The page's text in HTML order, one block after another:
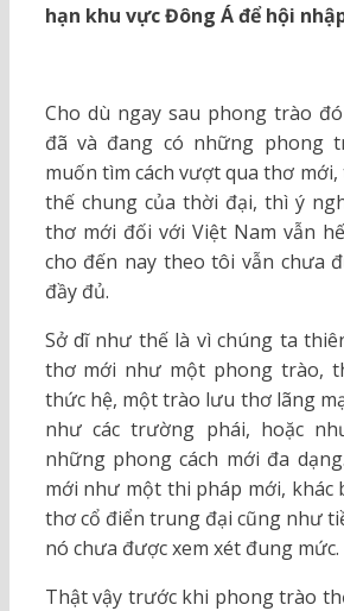
hạn khu vực Đông Á để hội
Cho dù ngay sau phong trào
đã và đang có những phong
muốn tìm cách vượt qua thơ
thế chung của thời đại, thì ý
thơ mới đối với Việt Nam vẫn
cho đến nay theo tôi vẫn chưa
đầy đủ.
Sở dĩ như thế là vì chúng ta
thơ mới như một phong trào,
thức hệ, một trào lưu thơ lãng
như các trường phái, hoặc
những phong cách mới đa
mới như một thi pháp mới, khác
thơ cổ điển trung đại cũng như
nó chưa được xem xét đung mức.
Thật vậy trước khi phong trào